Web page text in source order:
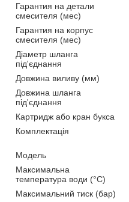
Гарантия на детали
смесителя (мес)
Гарантия на корпус
смесителя (мес)
Діаметр шланга
під'єднання
Довжина виливу (мм)
Довжина шланга
під'єднання
Картридж або кран букса
Комплектація
Мoдель
Максимальна
температура води (°C)
Максимальний тиск (бар)